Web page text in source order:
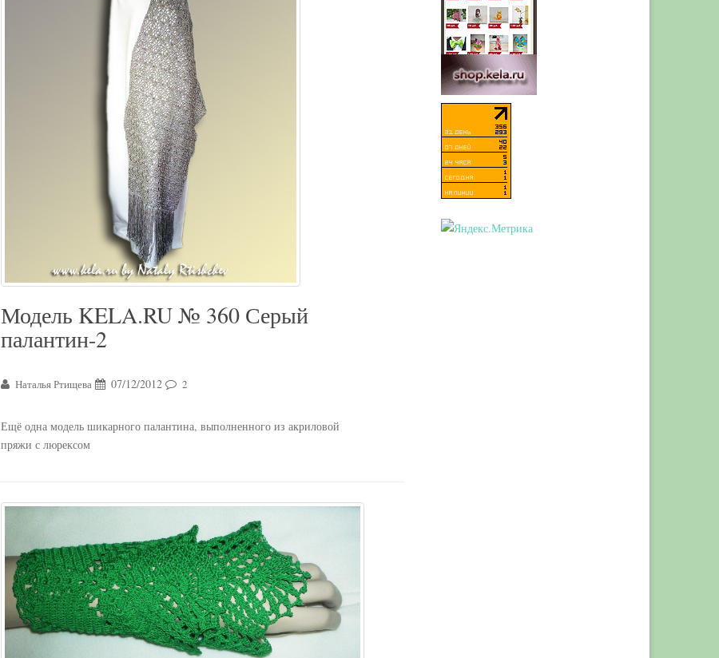
Модель KELA.RU № 360 Серый
палантин-2
Наталья Ртищева 07/12/2012 2
Ещё одна модель шикарного палантина, выполненного из акриловой
пряжи с люрексом